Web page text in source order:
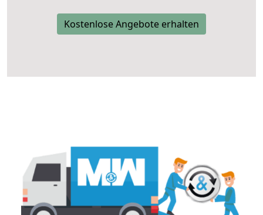
Kostenlose Angebote erhalten